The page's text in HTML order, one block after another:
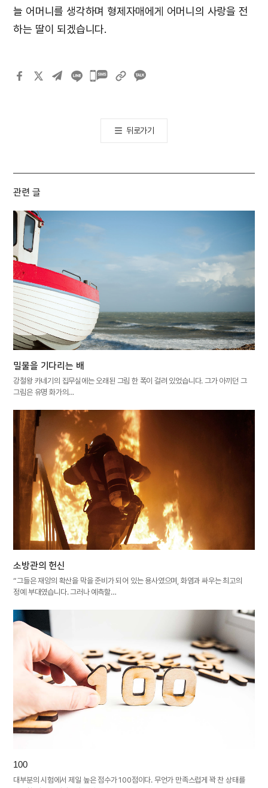
늘 어머니를 생각하며 형제자매에게 어머니의 사랑을 전
하는 딸이 되겠습니다.
카카오톡
뒤로가기
관련 글
밀물을 기다리는 배
강철왕 카네기의 집무실에는 오래된 그림 한 폭이 걸려 있었습니다. 그가 아끼던 그
그림은 유명 화가의…
소방관의 헌신
“그들은 재앙의 확산을 막을 준비가 되어 있는 용사였으며, 화염과 싸우는 최고의
정예 부대였습니다. 그러나 예측할…
100
대부분의 시험에서 제일 높은 점수가 100점이다. 무언가 만족스럽게 꽉 찬 상태를